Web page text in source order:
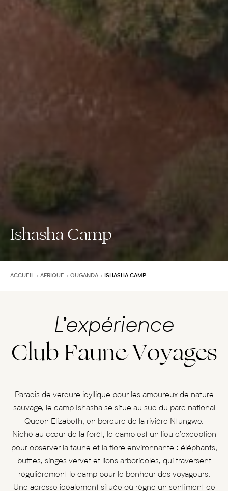
Ishasha Camp
ACCUEIL AFRIQUE OUGANDA ISHASHA CAMP
L’expérience
Club Faune Voyages
Paradis de verdure idyllique pour les amoureux de nature
sauvage, le camp Ishasha se situe au sud du parc national
Queen Elizabeth, en bordure de la rivière Ntungwe.
Niché au cœur de la forêt, le camp est un lieu d’exception
pour observer la faune et la flore environnante : éléphants,
buffles, singes vervet et lions arboricoles, qui traversent
régulièrement le camp pour le bonheur des voyageurs.
Une adresse idéalement située où règne un sentiment de